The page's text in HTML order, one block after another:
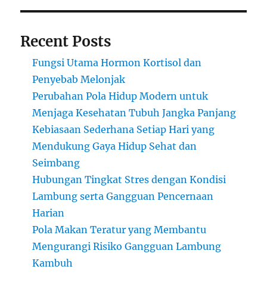
Recent Posts
Fungsi Utama Hormon Kortisol dan
Penyebab Melonjak
Perubahan Pola Hidup Modern untuk
Menjaga Kesehatan Tubuh Jangka Panjang
Kebiasaan Sederhana Setiap Hari yang
Mendukung Gaya Hidup Sehat dan
Seimbang
Hubungan Tingkat Stres dengan Kondisi
Lambung serta Gangguan Pencernaan
Harian
Pola Makan Teratur yang Membantu
Mengurangi Risiko Gangguan Lambung
Kambuh